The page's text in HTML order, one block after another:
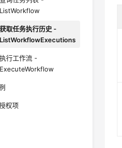
ListWorkflow
获取任务执行历史 -
ListWorkflowExecutions
执行工作流 -
ExecuteWorkflow
权项